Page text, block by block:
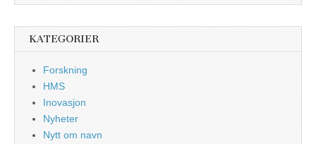
KATEGORIER
Forskning
HMS
Inovasjon
Nyheter
Nytt om navn